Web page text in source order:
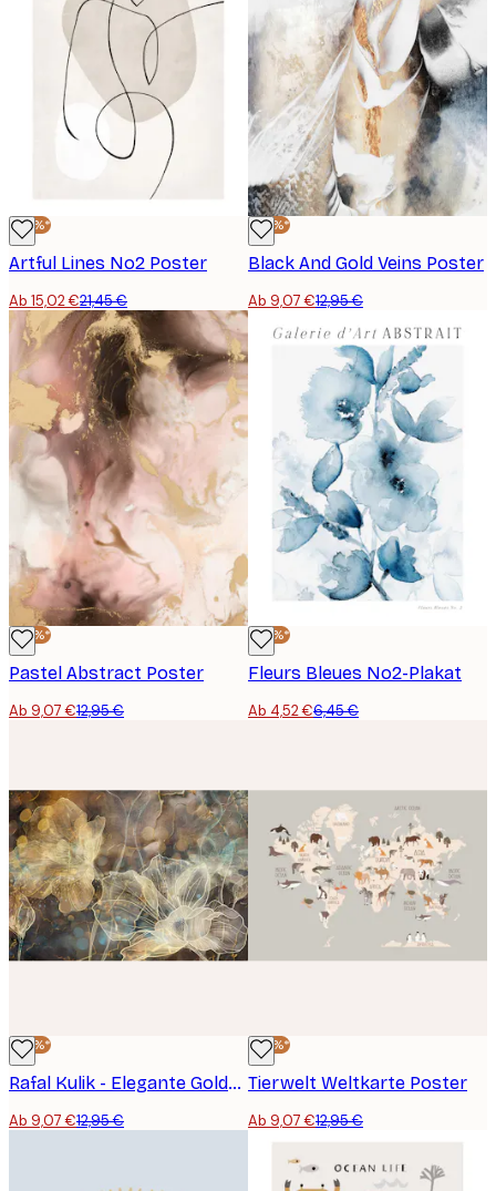
-30%*
Artful Lines No2 Poster
Ab 15,02 €21,45 €
-30%*
Black And Gold Veins Poster
Ab 9,07 €12,95 €
-30%*
Pastel Abstract Poster
Ab 9,07 €12,95 €
-30%*
Fleurs Bleues No2-Plakat
Ab 4,52 €6,45 €
-30%*
Rafal Kulik - Elegante Goldene Blumen Poster
Ab 9,07 €12,95 €
-30%*
Tierwelt Weltkarte Poster
Ab 9,07 €12,95 €